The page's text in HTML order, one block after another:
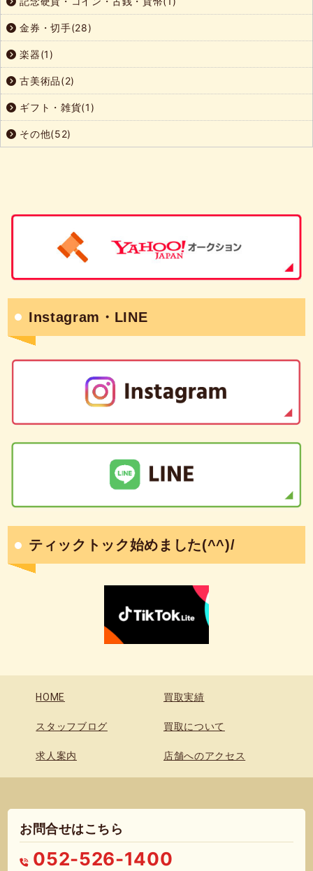
金券・切手(28)
楽器(1)
古美術品(2)
ギフト・雑貨(1)
その他(52)
Instagram・LINE
ティックトック始めました(^^)/
HOME 買取実績
スタッフブログ 買取について
求人案内 店舗へのアクセス
お問合せはこちら
052-526-1400